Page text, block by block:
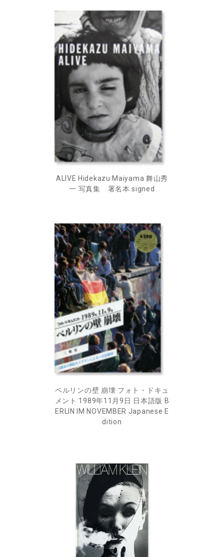
ALIVE Hidekazu Maiyama 舞山秀
一 写真集 署名本 signed
ベルリンの壁 崩壊 フォト・ドキュ
メント 1989年11月9日 日本語版 B
ERLIN IM NOVEMBER Japanese E
dition